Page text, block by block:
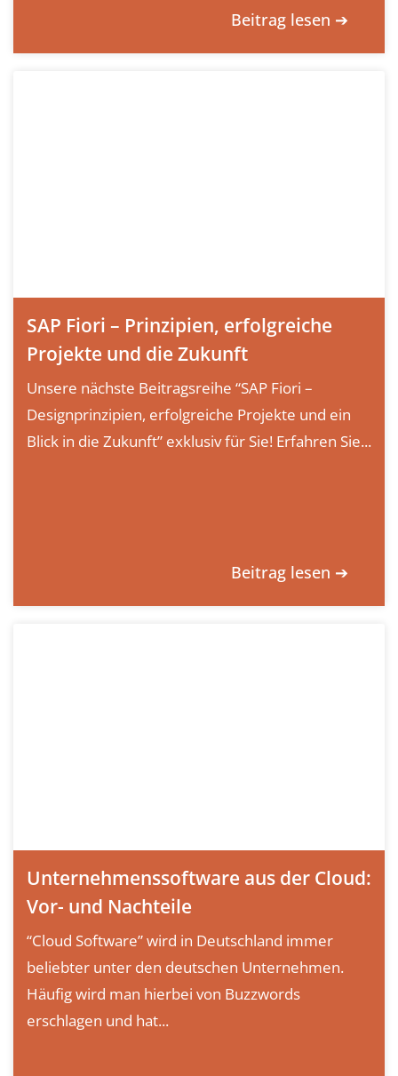
Beitrag lesen ➔
SAP Fiori – Prinzipien, erfolgreiche
Projekte und die Zukunft
Unsere nächste Beitragsreihe “SAP Fiori –
Designprinzipien, erfolgreiche Projekte und ein
Blick in die Zukunft” exklusiv für Sie! Erfahren Sie...
Beitrag lesen ➔
Unternehmenssoftware aus der Cloud:
Vor- und Nachteile
“Cloud Software” wird in Deutschland immer
beliebter unter den deutschen Unternehmen.
Häufig wird man hierbei von Buzzwords
erschlagen und hat...